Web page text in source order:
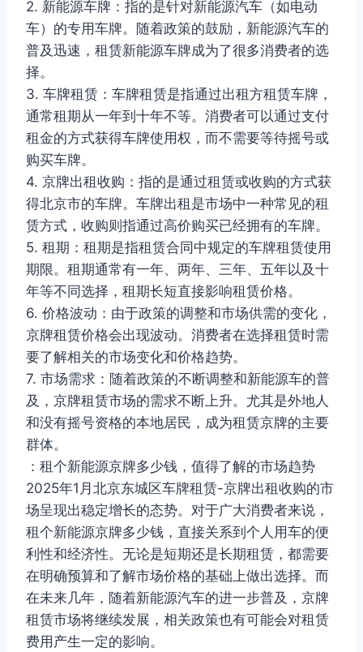
2. 新能源车牌：指的是针对新能源汽车（如电动
车）的专用车牌。随着政策的鼓励，新能源汽车的
普及迅速，租赁新能源车牌成为了很多消费者的选
择。
3. 车牌租赁：车牌租赁是指通过出租方租赁车牌，
通常租期从一年到十年不等。消费者可以通过支付
租金的方式获得车牌使用权，而不需要等待摇号或
购买车牌。
4. 京牌出租收购：指的是通过租赁或收购的方式获
得北京市的车牌。车牌出租是市场中一种常见的租
赁方式，收购则指通过高价购买已经拥有的车牌。
5. 租期：租期是指租赁合同中规定的车牌租赁使用
期限。租期通常有一年、两年、三年、五年以及十
年等不同选择，租期长短直接影响租赁价格。
6. 价格波动：由于政策的调整和市场供需的变化，
京牌租赁价格会出现波动。消费者在选择租赁时需
要了解相关的市场变化和价格趋势。
7. 市场需求：随着政策的不断调整和新能源车的普
及，京牌租赁市场的需求不断上升。尤其是外地人
和没有摇号资格的本地居民，成为租赁京牌的主要
群体。
：租个新能源京牌多少钱，值得了解的市场趋势
2025年1月北京东城区车牌租赁-京牌出租收购的市
场呈现出稳定增长的态势。对于广大消费者来说，
租个新能源京牌多少钱，直接关系到个人用车的便
利性和经济性。无论是短期还是长期租赁，都需要
在明确预算和了解市场价格的基础上做出选择。而
在未来几年，随着新能源汽车的进一步普及，京牌
租赁市场将继续发展，相关政策也有可能会对租赁
费用产生一定的影响。